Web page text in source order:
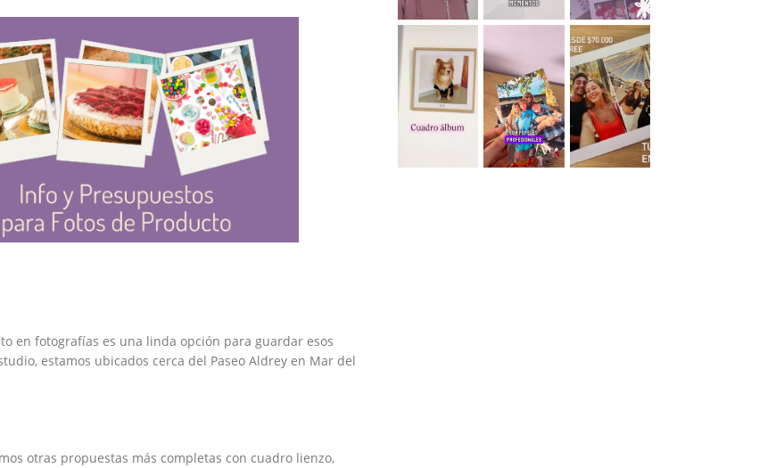
en fotografías es una linda opción para guardar esos
estamos ubicados cerca del Paseo Aldrey en Mar del
otras propuestas más completas con cuadro lienzo,